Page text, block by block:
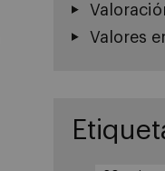
Valores